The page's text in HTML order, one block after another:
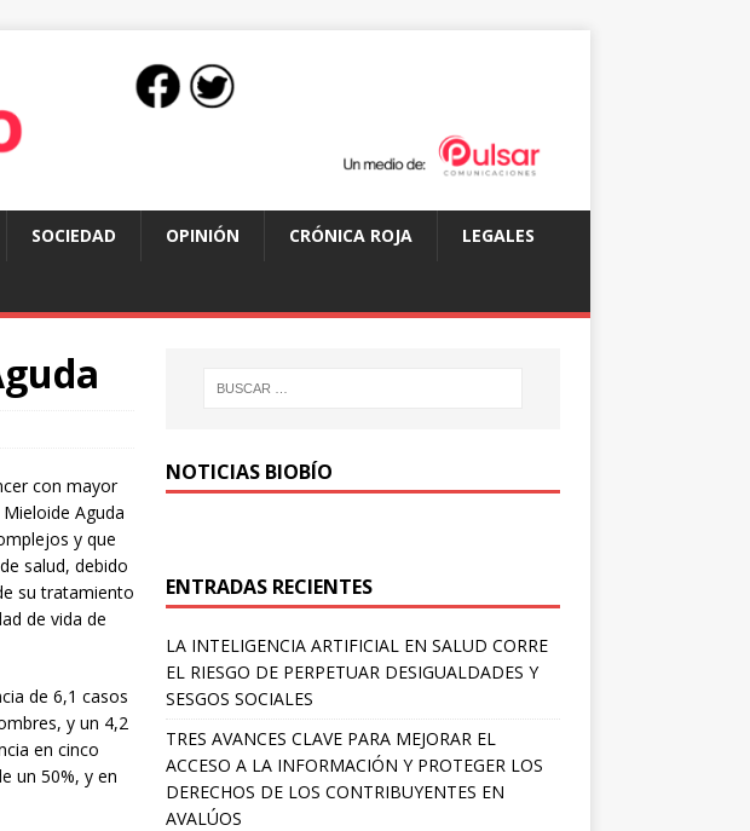
SOCIEDAD OPINIÓN CRÓNICA ROJA LEGALES
con mayor
Aguda
y que
salud, debido
su tratamiento
de vida de
de 6,1 casos
y un 4,2
en cinco
un 50%, y en
NOTICIAS BIOBÍO
ENTRADAS RECIENTES
LA INTELIGENCIA ARTIFICIAL EN SALUD CORRE
EL RIESGO DE PERPETUAR DESIGUALDADES Y
SESGOS SOCIALES
TRES AVANCES CLAVE PARA MEJORAR EL
ACCESO A LA INFORMACIÓN Y PROTEGER LOS
DERECHOS DE LOS CONTRIBUYENTES EN
AVALÚOS